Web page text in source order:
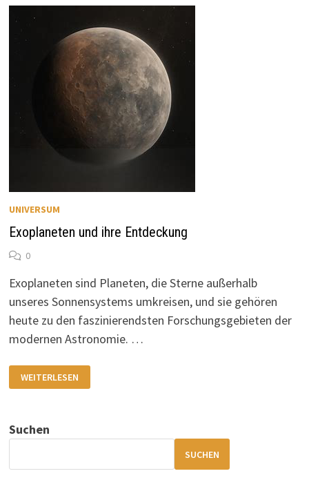
UNIVERSUM
Exoplaneten und ihre Entdeckung
0
Exoplaneten sind Planeten, die Sterne außerhalb
unseres Sonnensystems umkreisen, und sie gehören
heute zu den faszinierendsten Forschungsgebieten der
modernen Astronomie. …
UND
IHRE
WEITERLESEN
Suchen
SUCHEN